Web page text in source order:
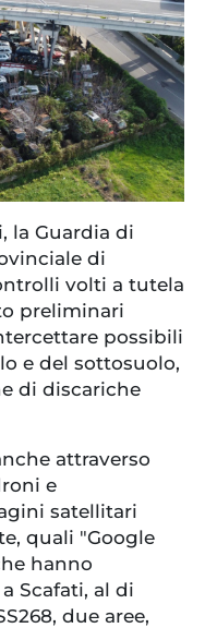
la Guardia di
di
volti a tutela
preliminari
possibili
e del sottosuolo,
di discariche
attraverso
e
satellitari
quali "Google
hanno
Scafati, al di
due aree,